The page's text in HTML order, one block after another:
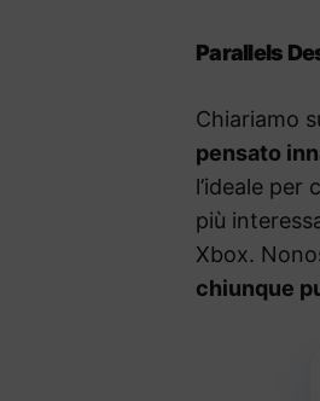
Parallels
Chiariamo
pensato
l’ideale per
più
Xbox.
chiunque